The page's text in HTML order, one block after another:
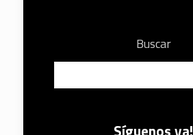
Buscar